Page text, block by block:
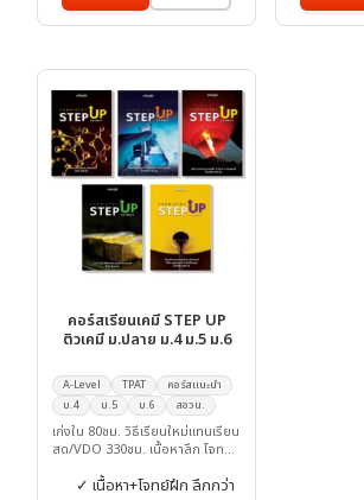
คอร์สเรียนเคมี STEP UP
ติวเคมี ม.ปลาย ม.4 ม.5 ม.6
A-Level TPAT
คอร์สแนะนำ
ม.4
ม.5 ม.6 สอวน.
เก่งใน 80ชม. วิธีเรียนใหม่แทนเรียน
สด/VDO 330ชม. เนื้อหาลึก โจทย์
✓ เนื้อหา+โจทย์ฝึก ลึกกว่า